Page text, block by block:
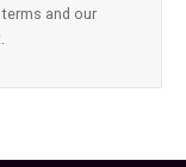
and our